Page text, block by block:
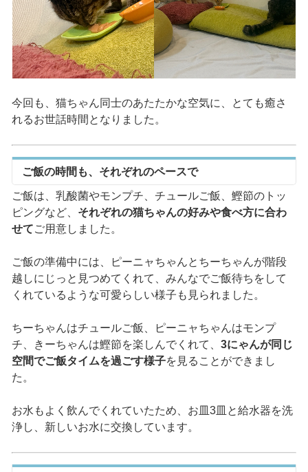
今回も、猫ちゃん同士のあたたかな空気に、とても癒さ
れるお世話時間となりました。
ご飯の時間も、それぞれのペースで
ご飯は、乳酸菌やモンプチ、チュールご飯、鰹節のトッ
ピングなど、 それぞれの猫ちゃんの好みや食べ方に合わ
せてご用意しました。
ご飯の準備中には、ピーニャちゃんとちーちゃんが階段
越しにじっと見つめてくれて、みんなでご飯待ちをして
くれているような可愛らしい様子も見られました。
ちーちゃんはチュールご飯、ピーニャちゃんはモンプ
チ、きーちゃんは鰹節を楽しんでくれて、 3にゃんが同じ
空間でご飯タイムを過ごす様子を見ることができまし
た。
お水もよく飲んでくれていたため、お皿3皿と給水器を洗
浄し、新しいお水に交換しています。